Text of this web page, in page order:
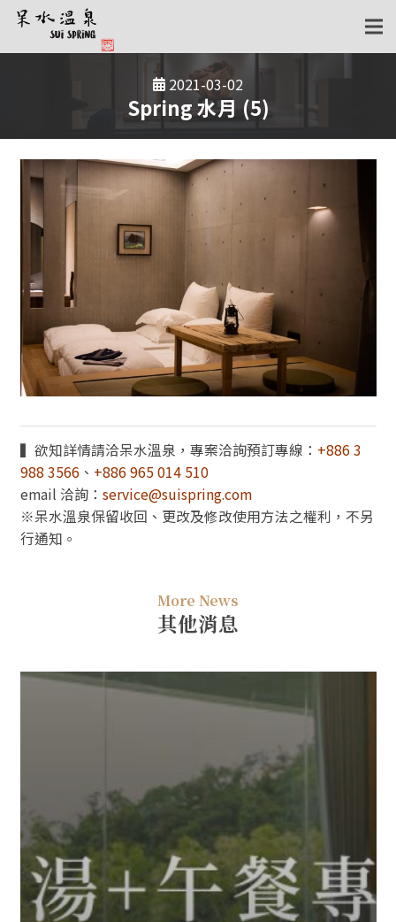
2021-03-02
Spring 水月 (5)
▍欲知詳情請洽呆水溫泉，專案洽詢預訂專線： +886 3
988 3566、 +886 965 014 510
email 洽詢： service@suispring.com
※呆水溫泉保留收回、更改及修改使用方法之權利，不另
行通知。
More News
其他消息